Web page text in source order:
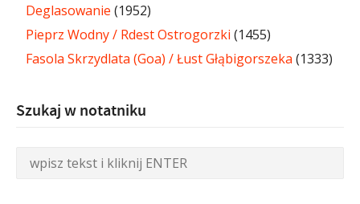
Deglasowanie (1952)
Pieprz Wodny / Rdest Ostrogorzki (1455)
Fasola Skrzydlata (Goa) / Łust Głąbigorszeka (1333)
Szukaj w notatniku